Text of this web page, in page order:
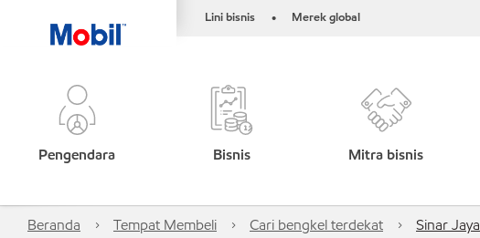
Lini bisnis • Merek global
Pengendara Bisnis Mitra bisnis
Beranda Tempat Membeli Cari bengkel terdekat Sinar Jaya